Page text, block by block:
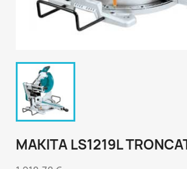
MAKITA LS1219L